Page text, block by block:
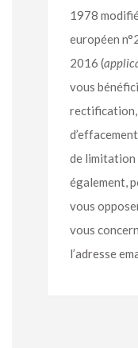
1978
européen
2016 (
vous
de limitation
également,
vous
vous
l’adresse